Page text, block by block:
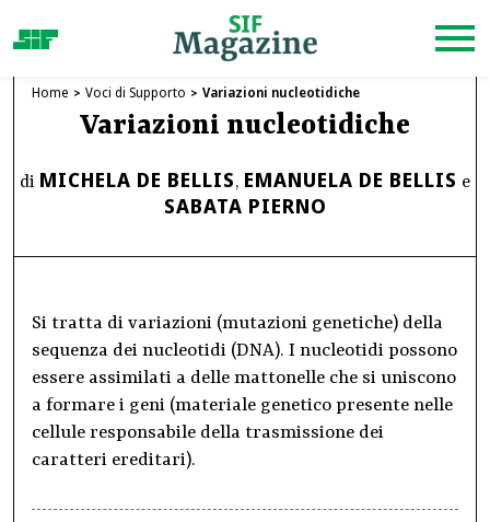
Home Voci di Supporto Variazioni nucleotidiche
Variazioni nucleotidiche
di MICHELA DE BELLIS, EMANUELA DE BELLIS e
SABATA PIERNO
Si tratta di variazioni (mutazioni genetiche) della
sequenza dei nucleotidi (DNA). I nucleotidi possono
essere assimilati a delle mattonelle che si uniscono
a formare i geni (materiale genetico presente nelle
cellule responsabile della trasmissione dei
caratteri ereditari).